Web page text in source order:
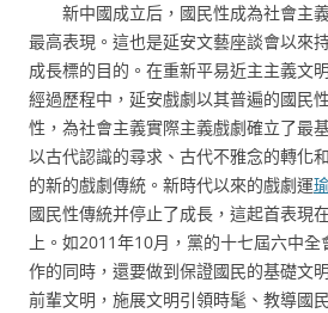
新中國成立后，國民性成為社會主
最高表現。這也是延安文藝座談會以來
成長標的目的。在重新平易近主主義文
經過歷程中，延安戲劇以其普遍的國民
性，為社會主義實際主義戲劇確立了最
以古代認識的尋求、古代不雅念的轉化
的新的戲劇傳統。新時代以來的戲劇運
國民性傳統并停止了成長，這起首表現
上。如2011年10月，黨的十七屆六中
作的同時，還要做到保證國民的基礎文
前輩文明，施展文明引領時髦、教導國